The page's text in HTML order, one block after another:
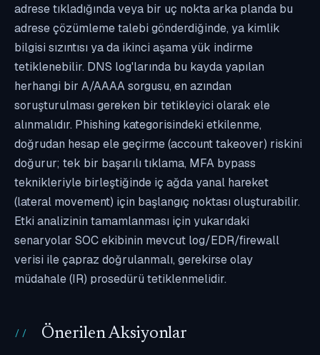
adrese tıkladığında veya bir uç nokta arka planda bu
adrese çözümleme talebi gönderdiğinde, ya kimlik
bilgisi sızıntısı ya da ikinci aşama yük indirme
tetiklenebilir. DNS log'larında bu kayda yapılan
herhangi bir A/AAAA sorgusu, en azından
soruşturulması gereken bir tetikleyici olarak ele
alınmalıdır. Phishing kategorisindeki etkilenme,
doğrudan hesap ele geçirme (account takeover) riskini
doğurur; tek bir başarılı tıklama, MFA bypass
teknikleriyle birleştiğinde iç ağda yanal hareket
(lateral movement) için başlangıç noktası oluşturabilir.
Etki analizinin tamamlanması için yukarıdaki
senaryolar SOC ekibinin mevcut log/EDR/firewall
verisi ile çapraz doğrulanmalı, gerekirse olay
müdahale (IR) prosedürü tetiklenmelidir.
Önerilen Aksiyonlar